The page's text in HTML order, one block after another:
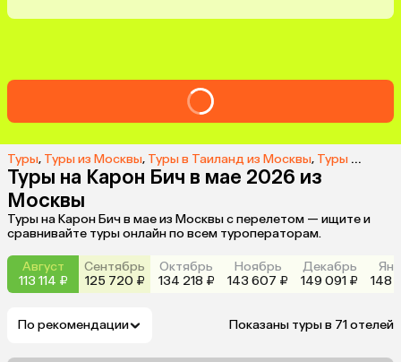
Туры, Туры из Москвы, Туры в Таиланд из Москвы, Туры на Карон Бич из Москвы
Туры на Карон Бич в мае 2026 из
Москвы
Туры на Карон Бич в мае из Москвы с перелетом — ищите и
сравнивайте туры онлайн по всем туроператорам.
Август
113 114 ₽
Сентябрь
125 720 ₽
Октябрь
134 218 ₽
Ноябрь
143 607 ₽
Декабрь
149 091 ₽
148
По рекомендации Показаны туры в 71 отелей